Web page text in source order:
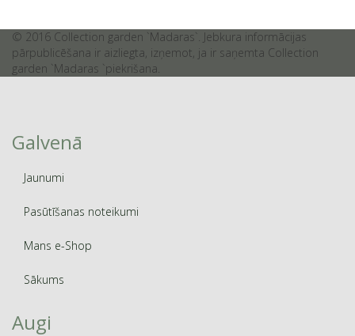
© 2016 Collection garden `Madaras`. Jebkura informācijas
pārpublicēšana ir aizliegta, izņemot, ja ir saņemta Collection
garden `Madaras `piekrišana.
Galvenā
Jaunumi
Pasūtīšanas noteikumi
Mans e-Shop
Sākums
Augi